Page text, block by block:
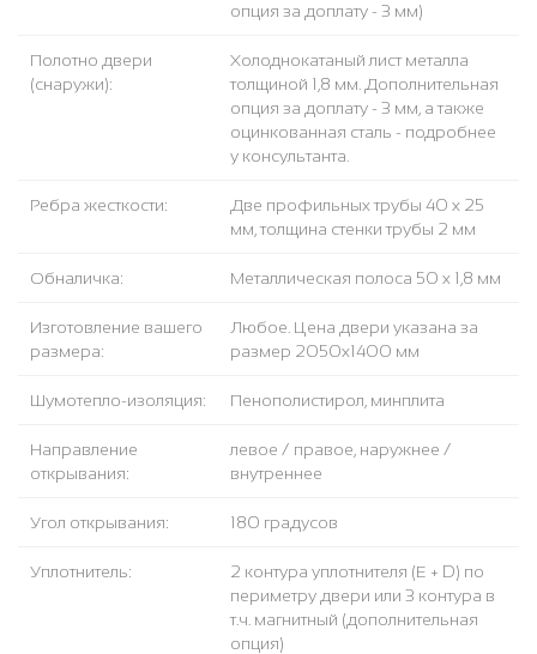
опция за доплату - 3 мм)
Полотно двери
(снаружи):
Холоднокатаный лист металла
толщиной 1,8 мм. Дополнительная
опция за доплату - 3 мм, а также
оцинкованная сталь - подробнее
у консультанта.
Ребра жесткости:
Две профильных трубы 40 х 25
мм, толщина стенки трубы 2 мм
Обналичка: Металлическая полоса 50 х 1,8 мм
Изготовление вашего
размера:
Любое. Цена двери указана за
размер 2050х1400 мм
Шумотепло-изоляция: Пенополистирол, минплита
Направление
открывания:
левое / правое, наружнее /
внутреннее
Угол открывания: 180 градусов
Уплотнитель:
2 контура уплотнителя (Е + D) по
периметру двери или 3 контура в
т.ч. магнитный (дополнительная
опция)